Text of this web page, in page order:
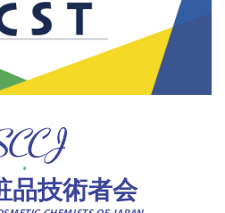
品技術者会